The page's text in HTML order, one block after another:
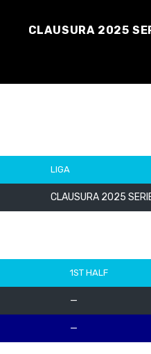
CLAUSURA 2025
LIGA
CLAUSURA 2025
1ST HALF
—
—